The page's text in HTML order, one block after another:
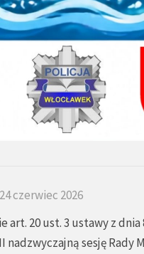
czerwiec 2026
art. 20 ust. 3 ustawy z dnia
nadzwyczajną sesję Rady